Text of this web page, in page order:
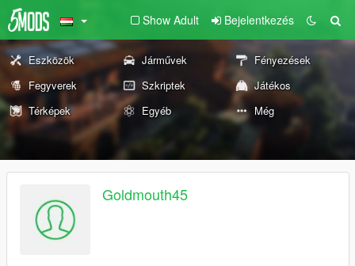
Show Adult Bejelentkezés
Eszközök Járművek
Fényezések
Fegyverek
Szkriptek
Játékos
Térképek
Egyéb Még
Goldmouth45